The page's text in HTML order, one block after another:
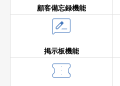
顧客備忘録機能

掲示板機能
